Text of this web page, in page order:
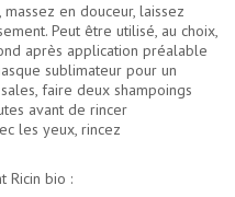
en douceur, laissez
Peut être utilisé, au choix,
après application préalable
sublimateur pour un
faire deux shampoings
avant de rincer
les yeux, rincez
Ricin bio :